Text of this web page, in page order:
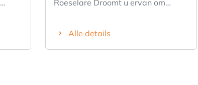
Roeselare Droomt u ervan om
Dan is dit een unieke kans! Dit
volledig instapklare en smaakvol
Alle details